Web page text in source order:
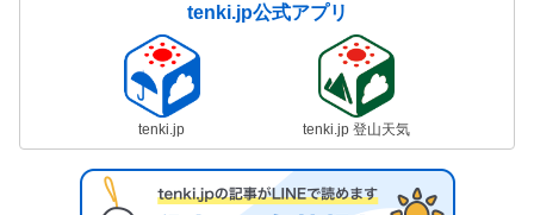
tenki.jp公式アプリ
tenki.jp tenki.jp 登山天気